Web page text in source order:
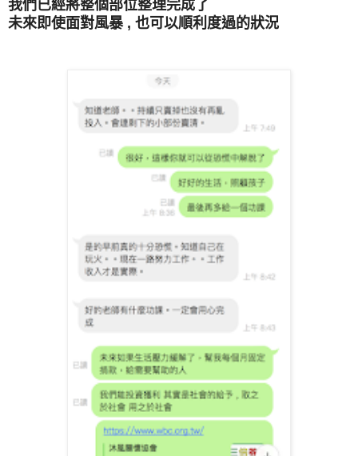
我們已經將整個部位整理完成了
未來即使面對風暴 , 也可以順利度過的狀況